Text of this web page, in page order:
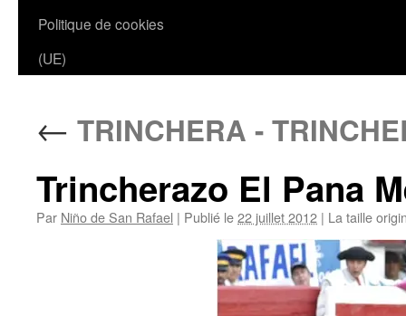
contenu
Politique de cookies
(UE)
← TRINCHERA -
Trincherazo El Pana
Par Niño de San Rafael | Publié le22 juillet 2012 | La taille